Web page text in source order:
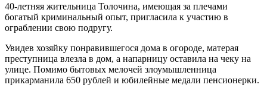
40-летняя жительница Толочина, имеющая за плечами
богатый криминальный опыт, пригласила к участию в
ограблении свою подругу.
Увидев хозяйку понравившегося дома в огороде, матерая
преступница влезла в дом, а напарницу оставила на чеку на
улице. Помимо бытовых мелочей злоумышленница
прикарманила 650 рублей и юбилейные медали пенсионерки.